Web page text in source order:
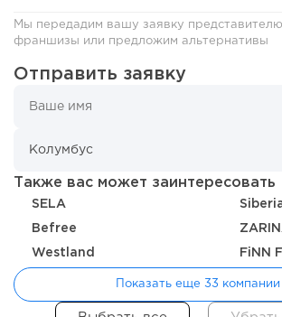
119
российский...
Мы передадим вашу заявку
франшизы или предложим альтернативы
Отправить заявку
Также вас может заинтересовать
SELA
Вefree
Westland FiNN
Показать еще 33 компании